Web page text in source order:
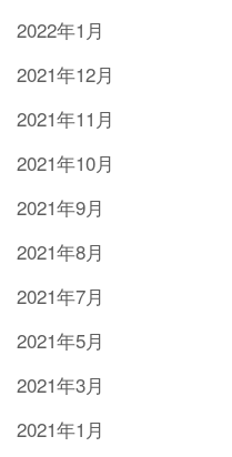
2022年1月
2021年12月
2021年11月
2021年10月
2021年9月
2021年8月
2021年7月
2021年5月
2021年3月
2021年1月